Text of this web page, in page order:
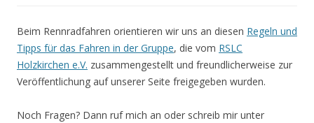
Beim Rennradfahren orientieren wir uns an diesen Regeln und
Tipps für das Fahren in der Gruppe, die vom RSLC
Holzkirchen e.V. zusammengestellt und freundlicherweise zur
Veröffentlichung auf unserer Seite freigegeben wurden.
Noch Fragen? Dann ruf mich an oder schreib mir unter